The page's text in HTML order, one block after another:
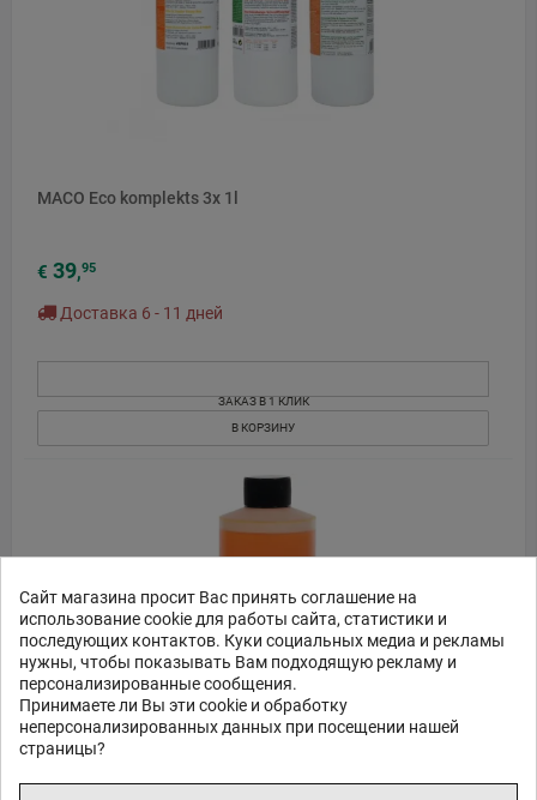
Сайт магазина просит Вас принять соглашение на
использование cookie для работы сайта, статистики и
последующих контактов. Куки социальных медиа и рекламы
нужны, чтобы показывать Вам подходящую рекламу и
персонализированные сообщения.
Принимаете ли Вы эти cookie и обработку
неперсонализированных данных при посещении нашей
страницы?
MACO Eco komplekts 3x 1l
€ 39,95
Доставка 6 - 11 дней
ЗАКАЗ В 1 КЛИК
В КОРЗИНУ